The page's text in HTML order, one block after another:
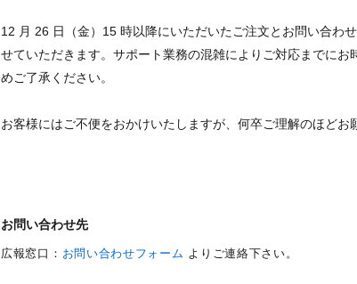
12 月 26 日（金）15 時以降にいただいたご注文とお問い合わ
せていただきます。サポート業務の混雑によりご対応までに
めご了承ください。
お客様にはご不便をおかけいたしますが、何卒ご理解のほどお
お問い合わせ先
広報窓口： お問い合わせフォーム よりご連絡下さい。